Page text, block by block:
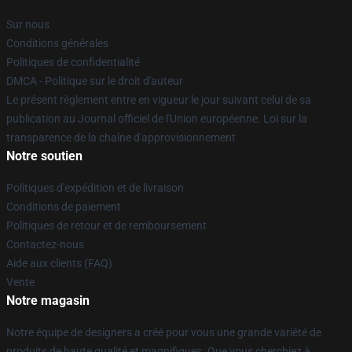
Sur nous
Conditions générales
Politiques de confidentialité
DMCA - Politique sur le droit d'auteur
Le présent règlement entre en vigueur le jour suivant celui de sa
publication au Journal officiel de l'Union européenne. Loi sur la
transparence de la chaîne d'approvisionnement
Notre soutien
Politiques d'expédition et de livraison
Conditions de paiement
Politiques de retour et de remboursement
Contactez-nous
Aide aux clients (FAQ)
Vente
Notre magasin
Notre équipe de designers a créé pour vous une grande variété de